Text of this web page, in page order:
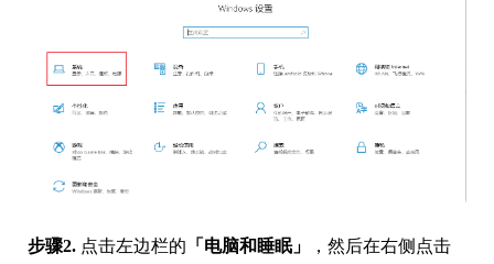
步骤2. 点击左边栏的 「电脑和睡眠」
，然后在右侧点击